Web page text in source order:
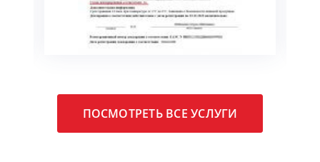
ПОСМОТРЕТЬ ВСЕ УСЛУГИ